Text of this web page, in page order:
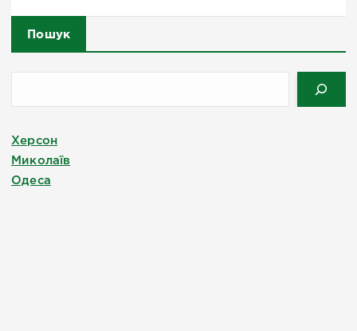
Пошук
Херсон
Миколаїв
Одеса